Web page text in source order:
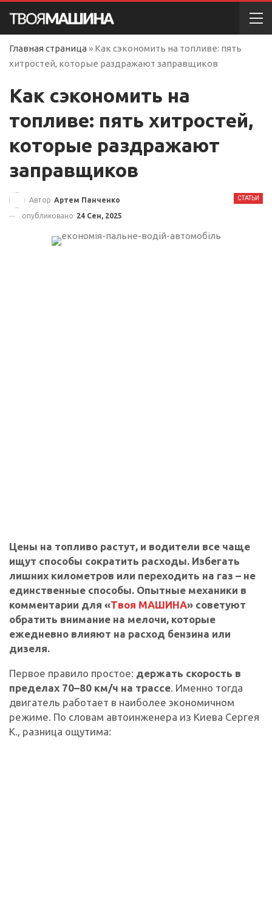
Главная страница » Как сэкономить на топливе: пять
хитростей, которые раздражают заправщиков
Как сэкономить на
топливе: пять хитростей,
которые раздражают
заправщиков
СТАТЬИ
Автор Артем Панченко
опубликовано 24 Сен, 2025
Цены на топливо растут, и водители все чаще
ищут способы сократить расходы. Избегать
лишних километров или переходить на газ – не
единственные способы. Опытные механики в
комментарии для «Твоя МАШИНА» советуют
обратить внимание на мелочи, которые
ежедневно влияют на расход бензина или
дизеля.
Первое правило простое: держать скорость в
пределах 70–80 км/ч на трассе. Именно тогда
двигатель работает в наиболее экономичном
режиме. По словам автоинженера из Киева Сергея
К., разница ощутима: